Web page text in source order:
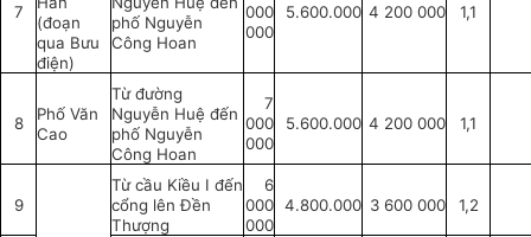
7
(đoạn
qua Bưu
điện)
phố Nguyễn
Công Hoan
000
000
5.600.000 4 200 000 1,1
8
Phố Văn
Cao
Từ đường
Nguyễn Huệ đến
phố Nguyễn
Công Hoan
7
000
000
5.600.000 4 200 000 1,1
9
Từ cầu Kiều I đến
cổng lên Đền
Thượng
6
000
000
4.800.000 3 600 000 1,2